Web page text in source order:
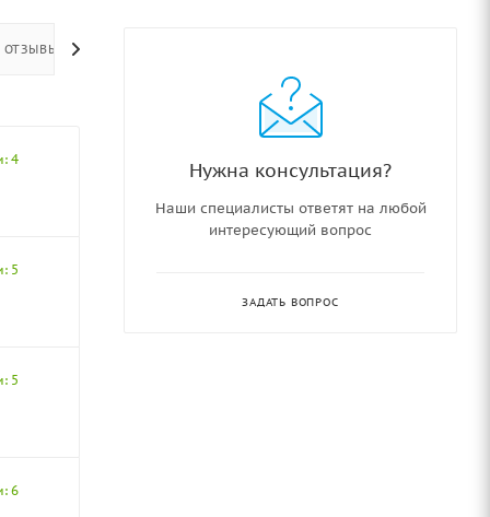
ОТЗЫВЫ
4
5
5
6
Нужна консультация?
Наши специалисты ответят на любой
интересующий вопрос
ЗАДАТЬ ВОПРОС